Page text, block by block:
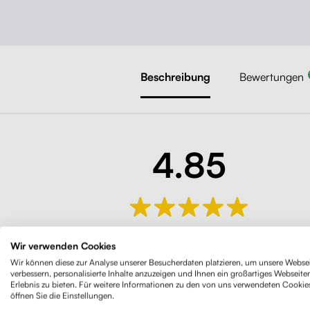
Beschreibung Bewertungen
4.85
Wir verwenden Cookies
Wir können diese zur Analyse unserer Besucherdaten platzieren, um unsere
verbessern, personalisierte Inhalte anzuzeigen und Ihnen ein großartiges
Erlebnis zu bieten. Für weitere Informationen zu den von uns verwendeten
öffnen Sie die Einstellungen.